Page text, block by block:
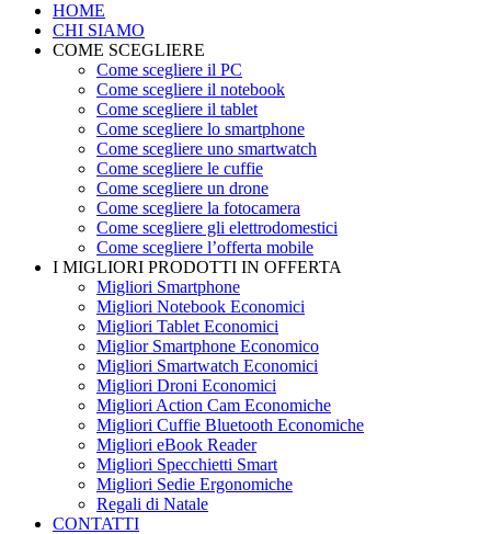
HOME
CHI SIAMO
COME SCEGLIERE
Come scegliere il PC
Come scegliere il notebook
Come scegliere il tablet
Come scegliere lo smartphone
Come scegliere uno smartwatch
Come scegliere le cuffie
Come scegliere un drone
Come scegliere la fotocamera
Come scegliere gli elettrodomestici
Come scegliere l’offerta mobile
I MIGLIORI PRODOTTI IN OFFERTA
Migliori Smartphone
Migliori Notebook Economici
Migliori Tablet Economici
Miglior Smartphone Economico
Migliori Smartwatch Economici
Migliori Droni Economici
Migliori Action Cam Economiche
Migliori Cuffie Bluetooth Economiche
Migliori eBook Reader
Migliori Specchietti Smart
Migliori Sedie Ergonomiche
Regali di Natale
CONTATTI